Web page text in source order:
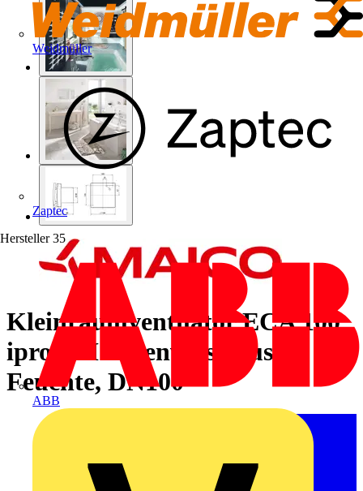
Weidmüller
Zaptec
Hersteller 35
ABB
Kleinraumventilator ECA 100
ipro KH Innenverschluss,
Feuchte, DN100